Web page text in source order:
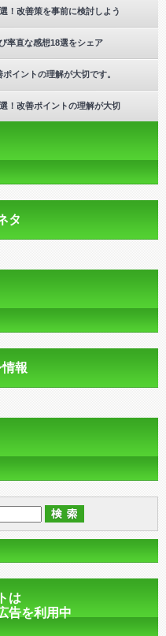
！改善策を事前に検討しよう
率直な感想18選をシェア
イントの理解が大切です。
！改善ポイントの理解が大切
タ
報
は
告を利用中